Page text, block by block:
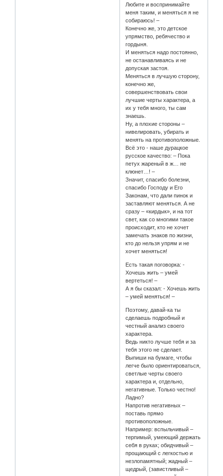
Любите и воспринимайте
меня таким, и меняться я не
собираюсь! –
Конечно же, это детское
упрямство, ребячество и
гордыня.
И меняться надо постоянно,
не останавливаясь и не
допуская застоя.
Меняться в лучшую сторону,
конечно же,
совершенствовать свои
лучшие черты характера, а
их у тебя много, ты сам
знаешь.
Ну, а плохие стороны –
нивелировать, убирать и
менять на противоположные.
Всё это - наше дурацкое
русское качество: – Пока
петух жареный в ж… не
клюнет…! –
Значит, спасибо болезни,
спасибо Господу и Его
Законам, что дали пинок и
заставляют меняться. А не
сразу – «кирдык», и на тот
свет, как со многими такое
происходит, кто не хочет
замечать знаков по жизни,
кто до нельзя упрям и не
хочет меняться!
Есть такая поговорка: -
Хочешь жить – умей
вертеться! –
А я бы сказал: - Хочешь жить
– умей меняться! –
Поэтому, давай-ка ты
сделаешь подробный и
честный анализ своего
характера.
Ведь никто лучше тебя и за
тебя этого не сделает.
Выпиши на бумаге, чтобы
легче было ориентироваться,
светлые черты своего
характера и, отдельно,
негативные. Только честно!
Ладно?
Напротив негативных –
поставь прямо
противоположные.
Например: вспыльчивый –
терпимый, умеющий держать
себя в руках; обидчивый –
прощающий с легкостью и
незлопамятный; жадный –
щедрый, (завистливый –